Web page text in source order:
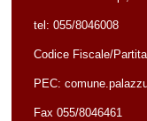
tel: 055/8046008
Codice Fiscale/
PEC:
Fax 055/8046461